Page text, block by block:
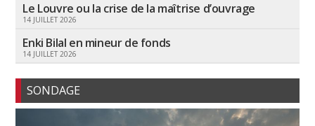
Le Louvre ou la crise de la maîtrise d’ouvrage
14 JUILLET 2026
Enki Bilal en mineur de fonds
14 JUILLET 2026
SONDAGE